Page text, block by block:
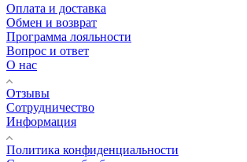
Оплата и доставка
Обмен и возврат
Программа лояльности
Вопрос и ответ
О нас
Отзывы
Сотрудничество
Информация
Политика конфиденциальности